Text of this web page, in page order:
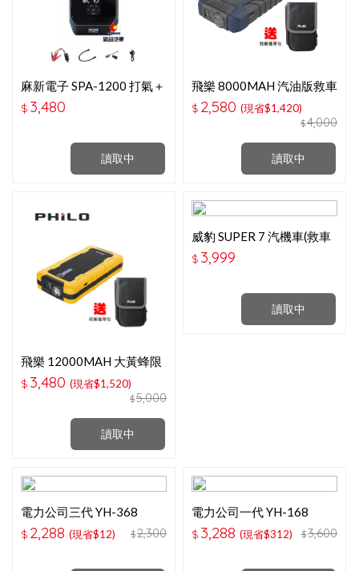
讀取中
麻新電子 SPA-1200 打氣＋
救車行動電源一體機
$ 3,480
讀取中
飛樂 8000MAH 汽油版救車
行動電源 蒼藍灰速充款-PJ-
280-送攜帶包
$ 2,580 (現省$1,420)
$4,000
讀取中
飛樂 12000MAH 大黃蜂限
定版汽柴油救車行動電源 -
PJ-612 -送攜帶包
$ 3,480 (現省$1,520)
$5,000
讀取中
威豹 SUPER 7 汽機車(救車
霸)中級版
$ 3,999
電力公司三代 YH-368
$ 2,288 (現省$12) $2,300
電力公司一代 YH-168
$ 3,288 (現省$312) $3,600